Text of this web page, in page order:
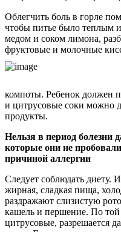
Облегчить боль в горле
чтобы питье было теплым
медом и соком лимона,
фруктовые и молочные
компоты. Ребенок должен
и цитрусовые соки можно
продукты.
Нельзя в период болезни
которые они не
причиной аллергии
Следует соблюдать диету.
жирная, сладкая пища,
раздражают слизистую
кашель и першение. По той
цитрусовые, разрешается